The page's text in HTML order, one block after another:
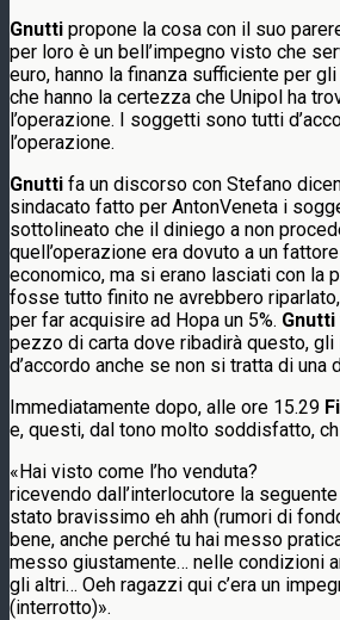
Gnutti propone la cosa con il suo
per loro è un bell’impegno visto che
euro, hanno la finanza sufficiente per
che hanno la certezza che Unipol ha
l’operazione. I soggetti sono tutti
l’operazione.
Gnutti fa un discorso con Stefano
sindacato fatto per AntonVeneta i
sottolineato che il diniego a non
quell’operazione era dovuto a un
economico, ma si erano lasciati con la
fosse tutto finito ne avrebbero
per far acquisire ad Hopa un 5%. Gnutti
pezzo di carta dove ribadirà questo,
d’accordo anche se non si tratta di una
Immediatamente dopo, alle ore 15.29
e, questi, dal tono molto soddisfatto,
«Hai visto come l’ho venduta?
ricevendo dall’interlocutore la
stato bravissimo eh ahh (rumori di
bene, anche perché tu hai messo
messo giustamente… nelle condizioni
gli altri… Oeh ragazzi qui c’era un
(interrotto)».